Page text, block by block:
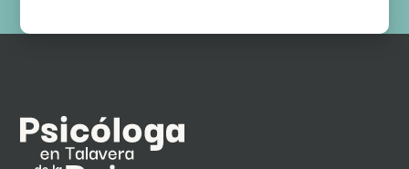
Derechos:Podrá ejercitar los derechos de acceso, rectificación, supresión,